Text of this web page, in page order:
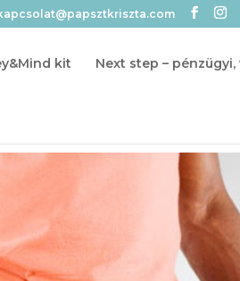
kit Next step –